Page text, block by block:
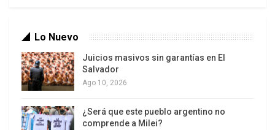
A tres décadas, aun esta en discusión Malvinas y
persiste una falsa dicotomía: y es que para
algunos Malvinas fue un hecho demencial de la
dictadura cuya derrota en el campo de batalla
que la recuperación transitoria de Malvinas se
Lo Nuevo
Juicios masivos sin garantías en El
Salvador
Ago 10, 2026
¿Será que este pueblo argentino no
comprende a Milei?